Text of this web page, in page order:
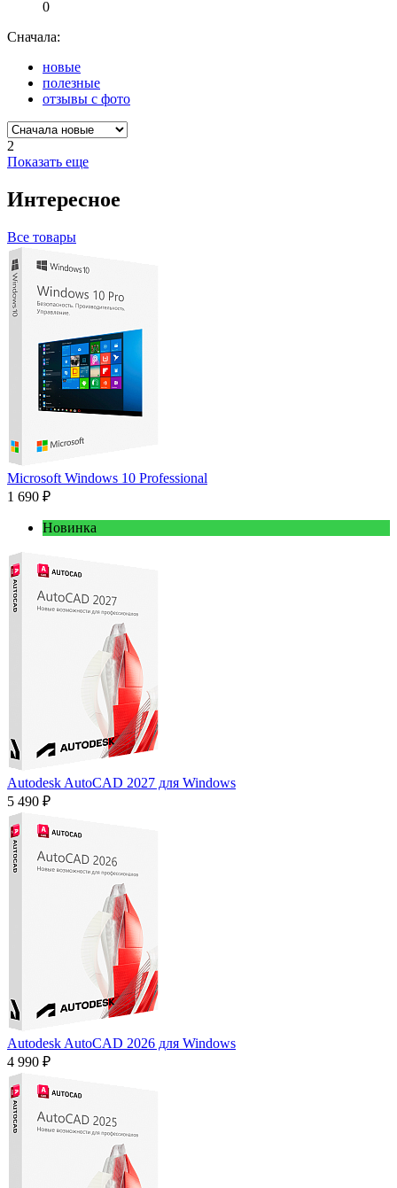
0
Сначала:
новые
полезные
отзывы с фото
2
Показать еще
Интересное
Все товары
Microsoft Windows 10 Professional
1 690 ₽
Новинка
Autodesk AutoCAD 2027 для Windows
5 490 ₽
Autodesk AutoCAD 2026 для Windows
4 990 ₽